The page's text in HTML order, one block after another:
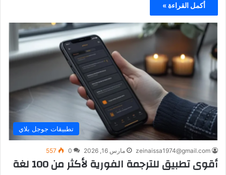
أكمل القراءة »
تطبيقات جوجل بلاي
zeinaissa1974@gmail.com مارس 16, 2026 0
557
أقوى تطبيق للترجمة الفورية لأكثر من 100 لغة